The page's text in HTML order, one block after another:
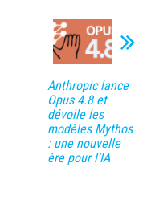
Anthropic lance
Opus 4.8 et
dévoile les
modèles Mythos
: une nouvelle
ère pour l’IA